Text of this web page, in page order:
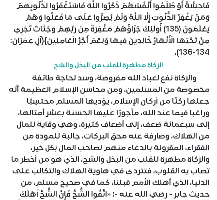
فَاحِشَةً أَوْ ظَلَمُوا أَنْفُسَهُمْ ذَكَرُوا اللَّهَ فَاسْتَغْفَرُوا لِذُنُوبِهِمْ
وَمَنْ يَغْفِرُ الذُّنُوبَ إِلَّا اللَّهُ وَلَمْ يُصِرُّوا عَلَى مَا فَعَلُوا وَهُمْ
يَعْلَمُونَ (135) أُولَئِكَ جَزَاؤُهُمْ مَغْفِرَةٌ مِنْ رَبِّهِمْ وَجَنَّاتٌ تَجْرِي
مِنْ تَحْتِهَا الْأَنْهَارُ خَالِدِينَ فِيهَا وَنِعْمَ أَجْرُ الْعَامِلِينَ}(آلِ عِمْرَانَ:
134-136).
الزكاة مطهرة للقلب من البخل والشح
والزكاة نفع لعباد الله مفروضة، وسد لحاجة طائفة
مخصوصة من المسلمين، ومن محاسن الإسلام العظيمة أنَّه
جعلها ركنًا من أركان الإسلام، يؤديها المسلم محتسِبًا
وراغبا فيما عند الله، مأجورًا عليها الحسنة بعشر أمثالها،
إلى سبعمائة ضعف، إلى أضعاف كثيرة، وهي وقاية للمال
من الهلاك، وصارفة عنه محق البركات، جالبة للمودة من
الفقراء، المقرونة بالدعاء منهم لصاحب المال بكل خير،
والزكاة مطهرة للقلب من البخل والشح، الذي هو من أخطر ما
تصاب به القلوب، فتتردى في هاوية الهلاك والتكالب على
الدنيا، الذي أهلك الأمم قبلنا، كما في صحيح مسلم، من
حديث جابر - رضي الله عنه -: «اتَّقُوا ‌الشُّحُّ ‌فَإِنَّ ‌الشُّحَّ ‌أَهْلَكَ